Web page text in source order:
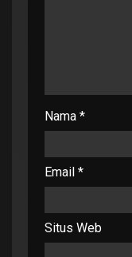
Nama *
Email *
Situs Web